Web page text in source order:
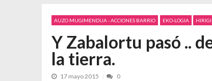
AUZO MUGIMENDUA - ACCIONES BARRIO EKO-LOGIA
Y Zabalortu pasó ..
la tierra.
17 mayo 2015 0